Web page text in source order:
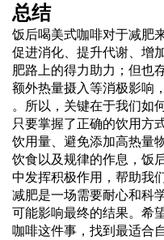
总结
饭后喝美式咖啡对于减肥
促进消化、提升代谢、增
肥路上的得力助力；但也
额外热量摄入等消极影响
。所以，关键在于我们如
只要掌握了正确的饮用方
饮用量、避免添加高热量
饮食以及规律的作息，饭
中发挥积极作用，帮助我
减肥是一场需要耐心和科
可能影响最终的结果。希
咖啡这件事，找到最适合